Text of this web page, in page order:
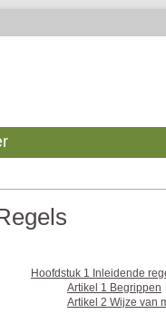
Hoofdstuk 1 Inleidende
Artikel 1 Begrippen
Artikel 2 Wijze van